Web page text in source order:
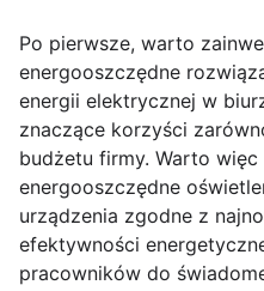
Po pierwsze, warto
energooszczędne
energii elektrycznej w
znaczące korzyści
budżetu firmy. Warto
energooszczędne
urządzenia zgodne z
efektywności
pracowników do